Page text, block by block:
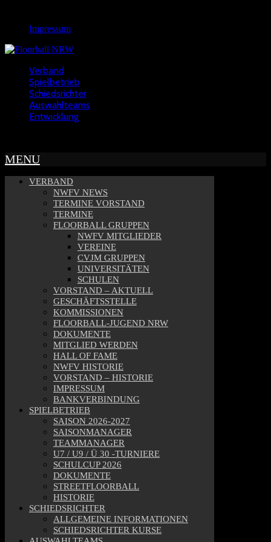
Impressum
Verband
Spielbetrieb
Schiedsrichter
Auswahlteams
Entwicklung
MENU
VERBAND
NWFV NEWS
TERMINE VORSTAND
TERMINE
FLOORBALL GRUPPEN
NWFV MITGLIEDER
VEREINE
CVJM GRUPPEN
UNIVERSITÄTEN
SCHULEN
VORSTAND – AKTUELL
GESCHÄFTSSTELLE
KOMMISSIONEN
FLOORBALL-JUGEND NRW
DOKUMENTE
MITGLIED WERDEN
HALL OF FAME
NWFV HISTORIE
VORSTAND – HISTORIE
IMPRESSUM
BANKVERBINDUNG
SPIELBETRIEB
SAISON 2026-2027
SAISONMANAGER
TEAMMANAGER
U7 / U9 / Ü 30 -TURNIERE
SCHULCUP 2026
DOKUMENTE
STREETFLOORBALL
HISTORIE
SCHIEDSRICHTER
ALLGEMEINE INFORMATIONEN
SCHIEDSRICHTER KURSE